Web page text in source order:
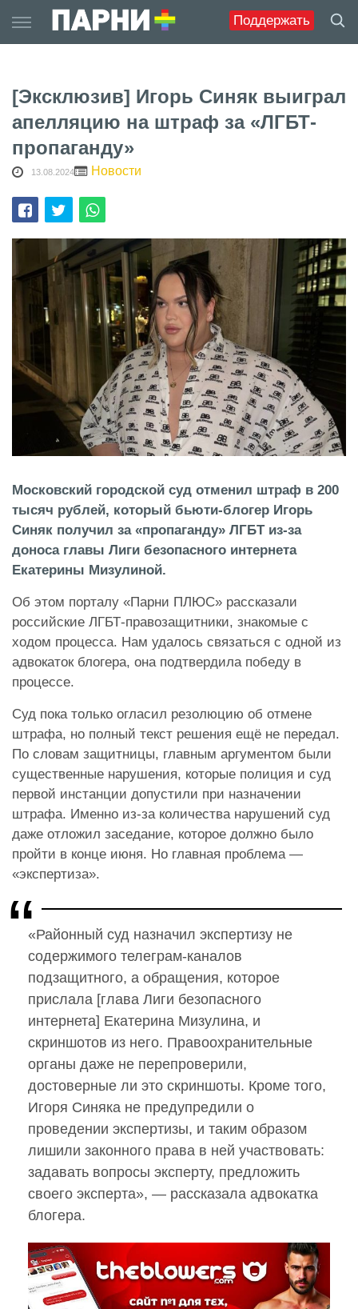
Поддержать
to
content
[Эксклюзив] Игорь Синяк выиграл
апелляцию на штраф за «ЛГБТ-
пропаганду»
13.08.2024 Новости
Московский городской суд отменил штраф в 200
тысяч рублей, который бьюти-блогер Игорь
Синяк получил за «пропаганду» ЛГБТ из-за
доноса главы Лиги безопасного интернета
Екатерины Мизулиной.
Об этом порталу «Парни ПЛЮС» рассказали
российские ЛГБТ-правозащитники, знакомые с
ходом процесса. Нам удалось связаться с одной из
адвокаток блогера, она подтвердила победу в
процессе.
Суд пока только огласил резолюцию об отмене
штрафа, но полный текст решения ещё не передал.
По словам защитницы, главным аргументом были
существенные нарушения, которые полиция и суд
первой инстанции допустили при назначении
штрафа. Именно из-за количества нарушений суд
даже отложил заседание, которое должно было
пройти в конце июня. Но главная проблема —
«экспертиза».
«Районный суд назначил экспертизу не
содержимого телеграм-каналов
подзащитного, а обращения, которое
прислала [глава Лиги безопасного
интернета] Екатерина Мизулина, и
скриншотов из него. Правоохранительные
органы даже не перепроверили,
достоверные ли это скриншоты. Кроме того,
Игоря Синяка не предупредили о
проведении экспертизы, и таким образом
лишили законного права в ней участвовать:
задавать вопросы эксперту, предложить
своего эксперта», — рассказала адвокатка
блогера.